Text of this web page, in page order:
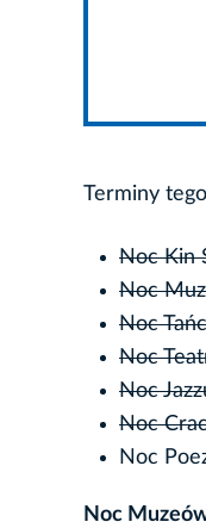
Terminy
Noc Kin
Noc
Noc
Noc
Noc
Noc
Noc
Noc